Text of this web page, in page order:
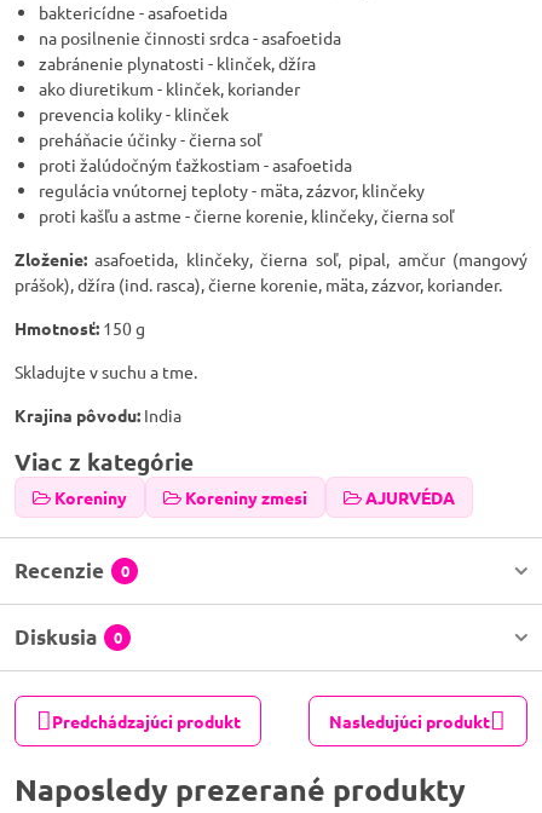
baktericídne - asafoetida
na posilnenie činnosti srdca - asafoetida
zabránenie plynatosti - klinček, džíra
ako diuretikum - klinček, koriander
prevencia koliky - klinček
preháňacie účinky - čierna soľ
proti žalúdočným ťažkostiam - asafoetida
regulácia vnútornej teploty - mäta, zázvor, klinčeky
proti kašľu a astme - čierne korenie, klinčeky, čierna soľ
Zloženie: asafoetida, klinčeky, čierna soľ, pipal, amčur (mangový
prášok), džíra (ind. rasca), čierne korenie, mäta, zázvor, koriander.
Hmotnosť: 150 g
Skladujte v suchu a tme.
Krajina pôvodu: India
Viac z kategórie
Koreniny Koreniny zmesi AJURVÉDA
Recenzie 0
Diskusia 0
Predchádzajúci produkt Nasledujúci produkt
Naposledy prezerané produkty